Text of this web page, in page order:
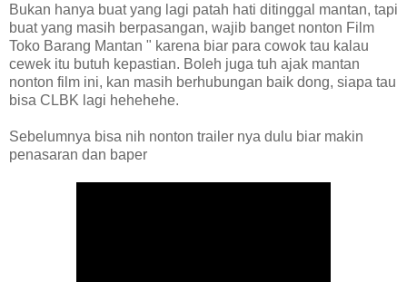
Bukan hanya buat yang lagi patah hati ditinggal mantan, tapi
buat yang masih berpasangan, wajib banget nonton Film
Toko Barang Mantan " karena biar para cowok tau kalau
cewek itu butuh kepastian. Boleh juga tuh ajak mantan
nonton film ini, kan masih berhubungan baik dong, siapa tau
bisa CLBK lagi hehehehe.
Sebelumnya bisa nih nonton trailer nya dulu biar makin
penasaran dan baper